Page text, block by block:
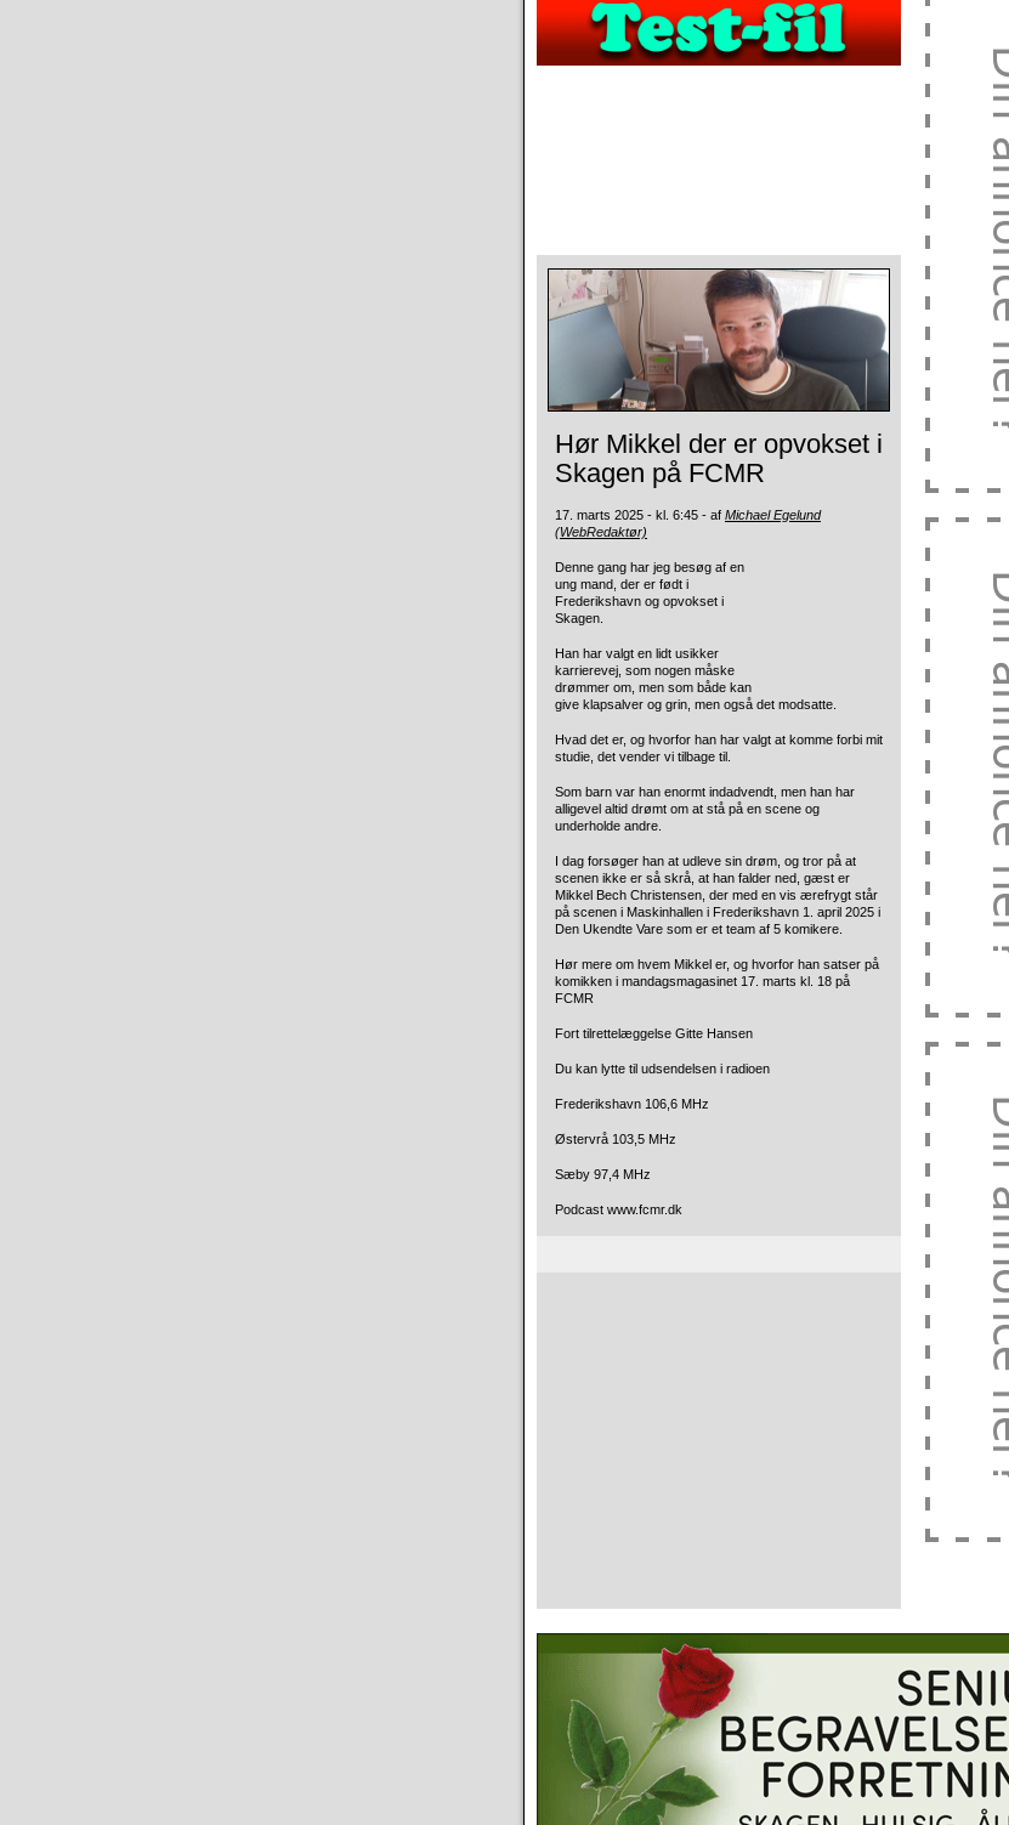
Hør Mikkel der er opvokset i
Skagen på FCMR
17. marts 2025 - kl. 6:45 - af Michael Egelund
(WebRedaktør)
Denne gang har jeg besøg af en
ung mand, der er født i
Frederikshavn og opvokset i
Skagen.
Han har valgt en lidt usikker
karrierevej, som nogen måske
drømmer om, men som både kan
give klapsalver og grin, men også det modsatte.
Hvad det er, og hvorfor han har valgt at komme forbi mit
studie, det vender vi tilbage til.
Som barn var han enormt indadvendt, men han har
alligevel altid drømt om at stå på en scene og
underholde andre.
I dag forsøger han at udleve sin drøm, og tror på at
scenen ikke er så skrå, at han falder ned, gæst er
Mikkel Bech Christensen, der med en vis ærefrygt står
på scenen i Maskinhallen i Frederikshavn 1. april 2025 i
Den Ukendte Vare som er et team af 5 komikere.
Hør mere om hvem Mikkel er, og hvorfor han satser på
komikken i mandagsmagasinet 17. marts kl. 18 på
FCMR
Fort tilrettelæggelse Gitte Hansen
Du kan lytte til udsendelsen i radioen
Frederikshavn 106,6 MHz
Østervrå 103,5 MHz
Sæby 97,4 MHz
Podcast www.fcmr.dk